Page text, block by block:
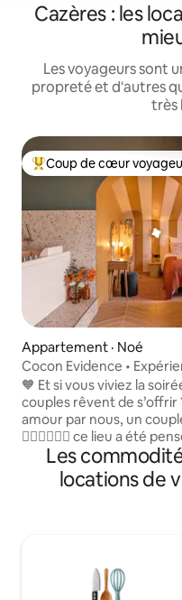
Cazères : les
Les voyageurs sont
propreté et d'autres
très
Coup de cœur voyageurs
Coup de cœur
Appartement · Noé
Cocon Evidence •
romantique • Terrasse
🧡 Et si vous viviez la
couples rêvent de s’offrir ? Créé
amour par nous, un
🧑🏻‍❤️‍💋‍👩🏻 ce lieu a été
moindres détails pour
parenthèse romantique
Surprenez votre moitié
moment de bien-être et
absolue grâce à la balnéo
Les
locations de